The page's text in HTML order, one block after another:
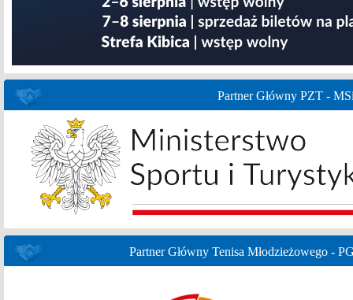
Partner Główny PZT -
Partner Główny Tenisa Młodzieżowego -